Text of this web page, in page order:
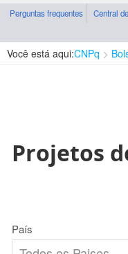
Perguntas frequentes Central
Você está aqui:CNPq
Projetos
País